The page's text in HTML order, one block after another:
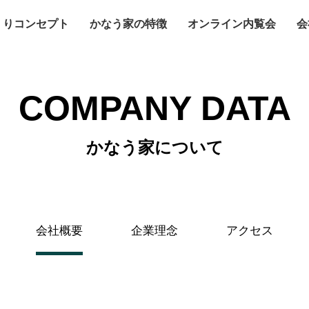
コンセプト かなう家の特徴 オンライン内覧会
COMPANY DATA
かなう家について
会社概要 企業理念 アクセス